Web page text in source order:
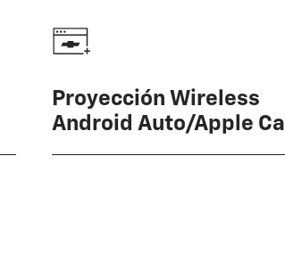
Proyección Wireless
Android Auto/Apple